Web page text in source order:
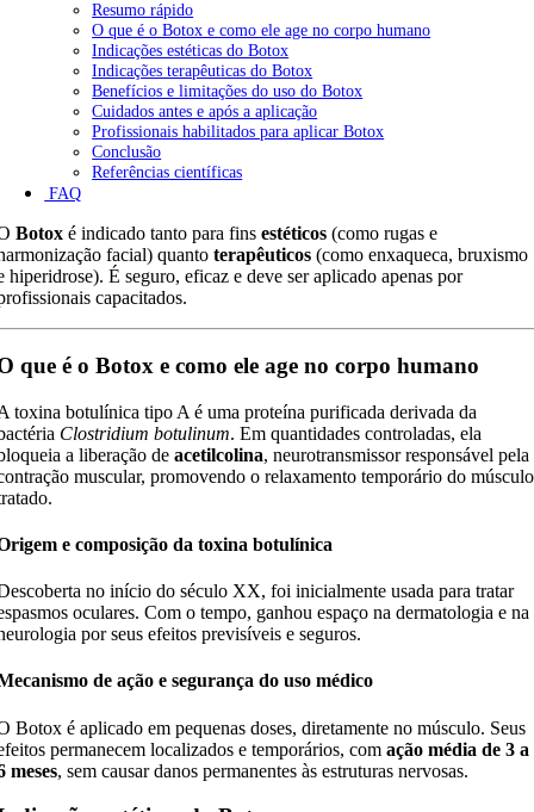
Resumo rápido
O que é o Botox e como ele age no corpo humano
Indicações estéticas do Botox
Indicações terapêuticas do Botox
Benefícios e limitações do uso do Botox
Cuidados antes e após a aplicação
Profissionais habilitados para aplicar Botox
Conclusão
Referências científicas
FAQ
Botox é indicado tanto para finsestéticos (como rugas e
facial) quantoterapêuticos (como enxaqueca, bruxismo
hiperidrose). É seguro, eficaz e deve ser aplicado apenas por
capacitados.
que é o Botox e como ele age no corpo humano
toxina botulínica tipo A é uma proteína purificada derivada da
Clostridium botulinum. Em quantidades controladas, ela
a liberação deacetilcolina, neurotransmissor responsável pela
muscular, promovendo o relaxamento temporário do músculo
e composição da toxina botulínica
no início do século XX, foi inicialmente usada para tratar
oculares. Com o tempo, ganhou espaço na dermatologia e na
por seus efeitos previsíveis e seguros.
de ação e segurança do uso médico
Botox é aplicado em pequenas doses, diretamente no músculo. Seus
permanecem localizados e temporários, comação média de 3 a
meses, sem causar danos permanentes às estruturas nervosas.